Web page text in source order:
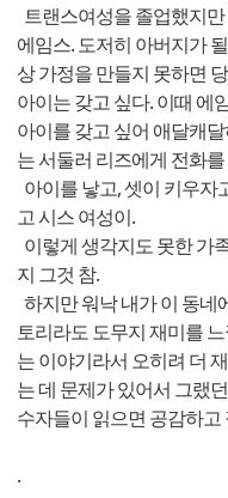
트랜스여성을 졸업했지
에임스. 도저히 아버지가
상 가정을 만들지 못하면
아이는 갖고 싶다. 이때 에
아이를 갖고 싶어 애달캐
는 서둘러 리즈에게 전화
아이를 낳고, 셋이 키우자
고 시스 여성이.
이렇게 생각지도 못한 가
지 그것 참.
하지만 워낙 내가 이 동네
토리라도 도무지 재미를
는 이야기라서 오히려 더
는 데 문제가 있어서 그랬
수자들이 읽으면 공감하고
.